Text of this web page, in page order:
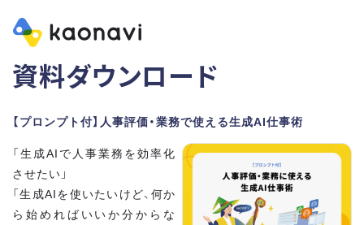
資料ダウンロード
【プロンプト付】人事評価・業務で使える生成AI仕事術
「生成AIで人事業務を効率化
させたい」
「生成AIを使いたいけど、何か
ら始めればいいか分からな